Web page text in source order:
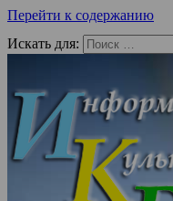
Перейти к содержанию
Искать для: